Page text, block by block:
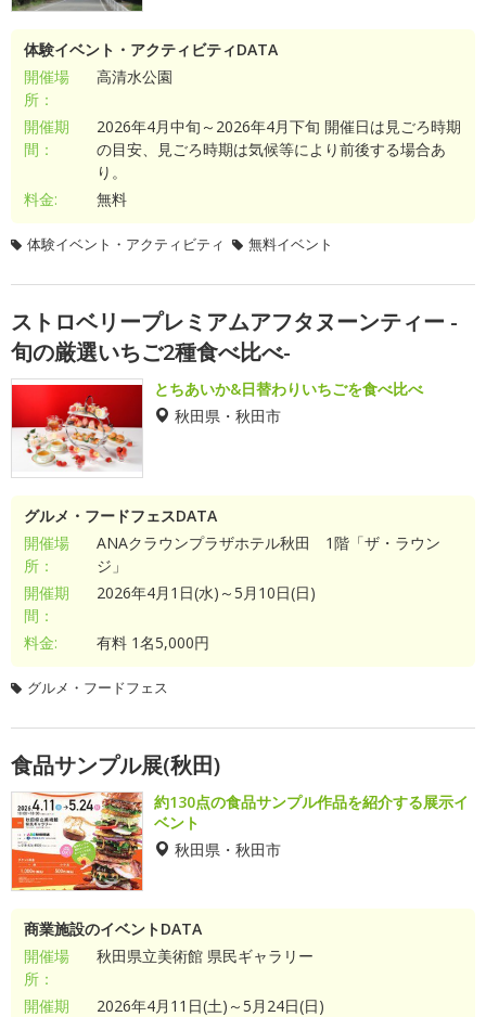
体験イベント・アクティビティDATA
開催場
所：
高清水公園
開催期
間：
2026年4月中旬～2026年4月下旬 開催日は見ごろ時期
の目安、見ごろ時期は気候等により前後する場合あ
り。
料金:
無料
体験イベント・アクティビティ 無料イベント
ストロベリープレミアムアフタヌーンティー -
旬の厳選いちご2種食べ比べ-
とちあいか&日替わりいちごを食べ比べ
秋田県・秋田市
グルメ・フードフェスDATA
開催場
所：
ANAクラウンプラザホテル秋田 1階「ザ・ラウン
ジ」
開催期
間：
2026年4月1日(水)～5月10日(日)
料金: 有料 1名5,000円
グルメ・フードフェス
食品サンプル展(秋田)
約130点の食品サンプル作品を紹介する展示イ
ベント
秋田県・秋田市
商業施設のイベントDATA
開催場
所：
秋田県立美術館 県民ギャラリー
開催期
2026年4月11日(土)～5月24日(日)